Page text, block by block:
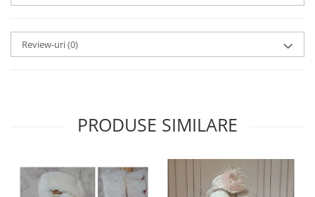
Review-uri(0)
PRODUSE SIMILARE